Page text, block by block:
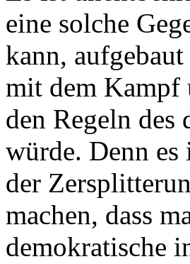
eine solche
kann,
mit dem Kampf
den Regeln
würde. Denn
der
machen, dass
demokratische